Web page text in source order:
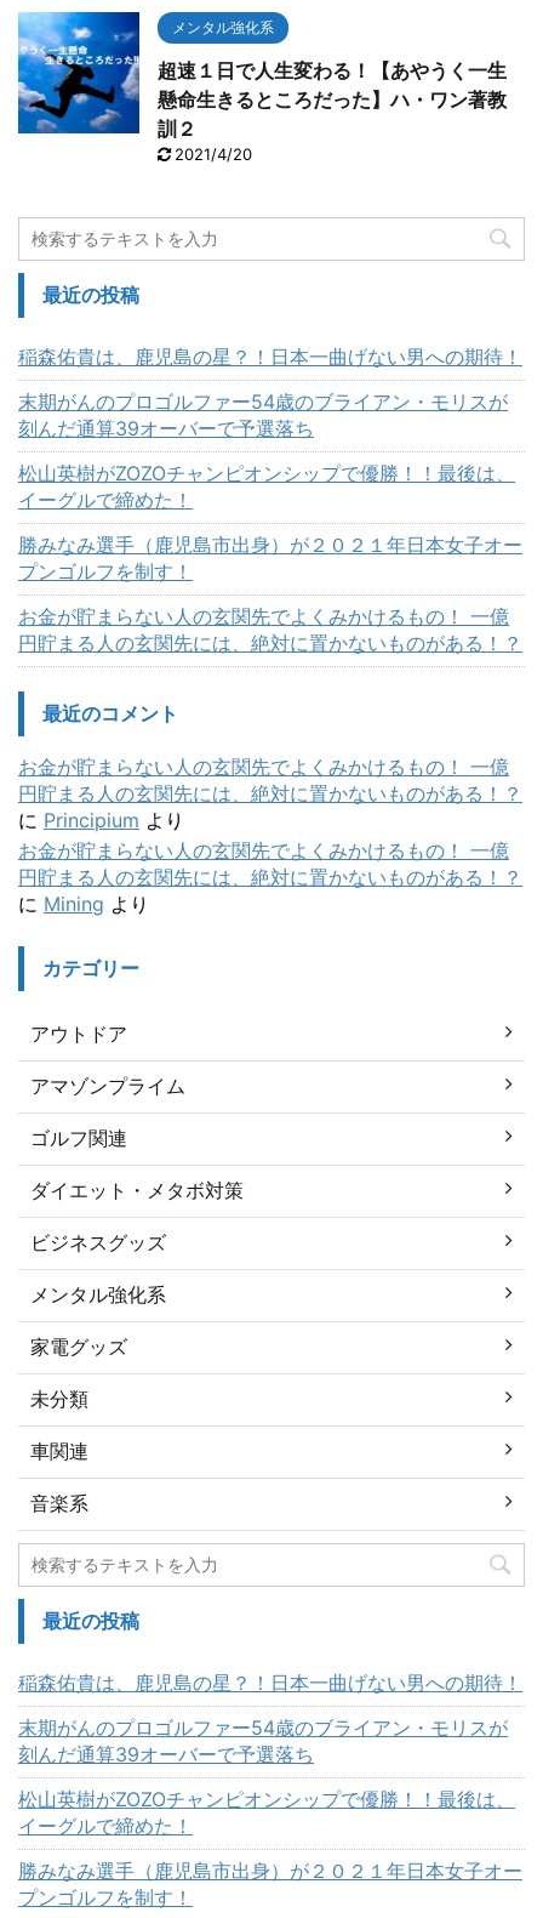
メンタル強化系
超速１日で人生変わる！【あやうく一生
懸命生きるところだった】ハ・ワン著教
訓２
2021/4/20
最近の投稿
稲森佑貴は、鹿児島の星？！日本一曲げない男への期待！
末期がんのプロゴルファー54歳のブライアン・モリスが
刻んだ通算39オーバーで予選落ち
松山英樹がZOZOチャンピオンシップで優勝！！最後は、
イーグルで締めた！
勝みなみ選手（鹿児島市出身）が２０２１年日本女子オー
プンゴルフを制す！
お金が貯まらない人の玄関先でよくみかけるもの！ 一億
円貯まる人の玄関先には、絶対に置かないものがある！？
最近のコメント
お金が貯まらない人の玄関先でよくみかけるもの！ 一億
円貯まる人の玄関先には、絶対に置かないものがある！？
に Principium より
お金が貯まらない人の玄関先でよくみかけるもの！ 一億
円貯まる人の玄関先には、絶対に置かないものがある！？
に Mining より
カテゴリー
アウトドア
アマゾンプライム
ゴルフ関連
ダイエット・メタボ対策
ビジネスグッズ
メンタル強化系
家電グッズ
未分類
車関連
音楽系
最近の投稿
稲森佑貴は、鹿児島の星？！日本一曲げない男への期待！
末期がんのプロゴルファー54歳のブライアン・モリスが
刻んだ通算39オーバーで予選落ち
松山英樹がZOZOチャンピオンシップで優勝！！最後は、
イーグルで締めた！
勝みなみ選手（鹿児島市出身）が２０２１年日本女子オー
プンゴルフを制す！